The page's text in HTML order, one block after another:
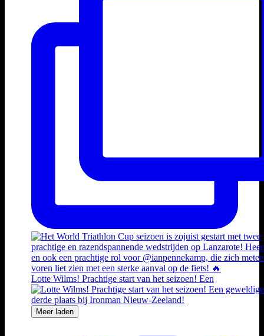
Lotte Wilms! Prachtige start van het seizoen! Een
Meer laden